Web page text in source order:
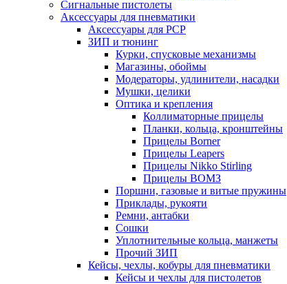
Сигнальные пистолеты
Аксессуары для пневматики
Аксессуары для PCP
ЗИП и тюнинг
Курки, спусковые механизмы
Магазины, обоймы
Модераторы, удлинители, насадки
Мушки, целики
Оптика и крепления
Коллиматорные прицелы
Планки, кольца, кронштейны
Прицелы Borner
Прицелы Leapers
Прицелы Nikko Stirling
Прицелы ВОМЗ
Поршни, газовые и витые пружины
Приклады, рукояти
Ремни, антабки
Сошки
Уплотнительные кольца, манжеты
Прочий ЗИП
Кейсы, чехлы, кобуры для пневматики
Кейсы и чехлы для пистолетов